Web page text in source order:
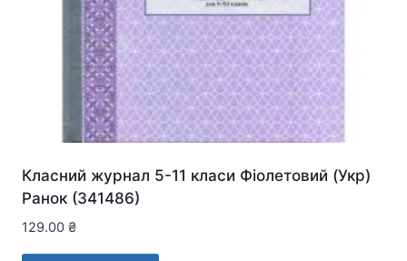
Класний журнал 5-11 класи Фіолетовий (Укр)
Ранок (341486)
129.00 ₴